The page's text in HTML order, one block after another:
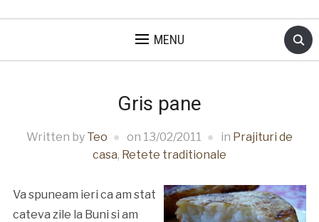
MENU
Gris pane
Written by Teo on 13/02/2011 in Prajituri de
casa, Retete traditionale
Va spuneam ieri ca am stat
cateva zile la Buni si am